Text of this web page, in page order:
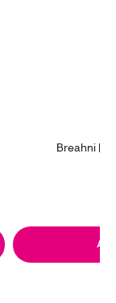
Breahni |